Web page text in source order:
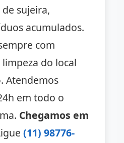
sujeira,
acumulados.
com
do local
Atendemos
em todo o
Chegamos em
(11) 98776-